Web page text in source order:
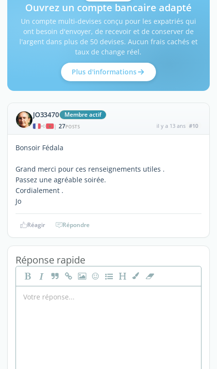
Ouvrez un compte bancaire adapté
Un compte multi-devises conçu pour les expatriés qui
ont besoin d'envoyer, de recevoir et de conserver de
l'argent dans plus de 50 devises. Aucun frais cachés et
taux de change réel.
Plus d'informations
JO33470 Membre actif
| 27POSTS il y a 13 ans #10
Bonsoir Fédala
Grand merci pour ces renseignements utiles .
Passez une agréable soirée.
Cordialement .
Jo
Réagir Répondre
Réponse rapide